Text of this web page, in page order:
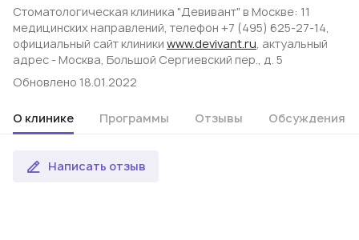
Стоматологическая клиника "Девивант" в Москве: 11
медицинских направлений, телефон +7 (495) 625-27-14,
официальный сайт клиники www.devivant.ru, актуальный
адрес - Москва, Большой Сергиевский пер., д. 5
Обновлено 18.01.2022
О клинике Программы Отзывы Обсуждения
Написать отзыв